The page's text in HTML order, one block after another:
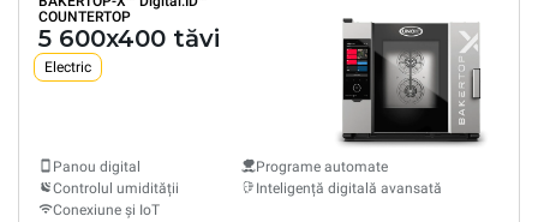
COUNTERTOP
5 600x400 tăvi
Electric
Panou digital
Controlul umidității
Conexiune și IoT
Programe automate
Inteligență digitală avansată